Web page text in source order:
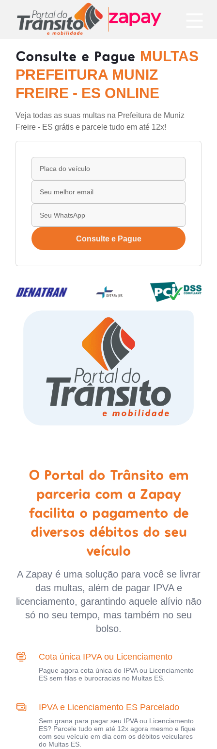
Consulte e Pague MULTAS
PREFEITURA MUNIZ
FREIRE - ES ONLINE
Veja todas as suas multas na Prefeitura de Muniz
Freire - ES grátis e parcele tudo em até 12x!
Consulte e Pague
O Portal do Trânsito em
parceria com a Zapay
facilita o pagamento de
diversos débitos do seu
veículo
A Zapay é uma solução para você se livrar
das multas, além de pagar IPVA e
licenciamento, garantindo aquele alívio não
só no seu tempo, mas também no seu
bolso.
Cota única IPVA ou Licenciamento
Pague agora cota única do IPVA ou Licenciamento
ES sem filas e burocracias no Multas ES.
IPVA e Licenciamento ES Parcelado
Sem grana para pagar seu IPVA ou Licenciamento
ES? Parcele tudo em até 12x agora mesmo e fique
com seu veículo em dia com os débitos veiculares
do Multas ES.